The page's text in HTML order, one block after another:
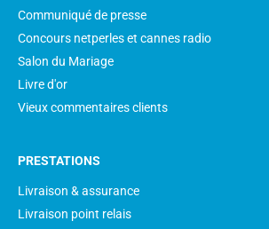
Communiqué de presse
Concours netperles et cannes radio
Salon du Mariage
Livre d'or
Vieux commentaires clients
PRESTATIONS
Livraison & assurance
Livraison point relais